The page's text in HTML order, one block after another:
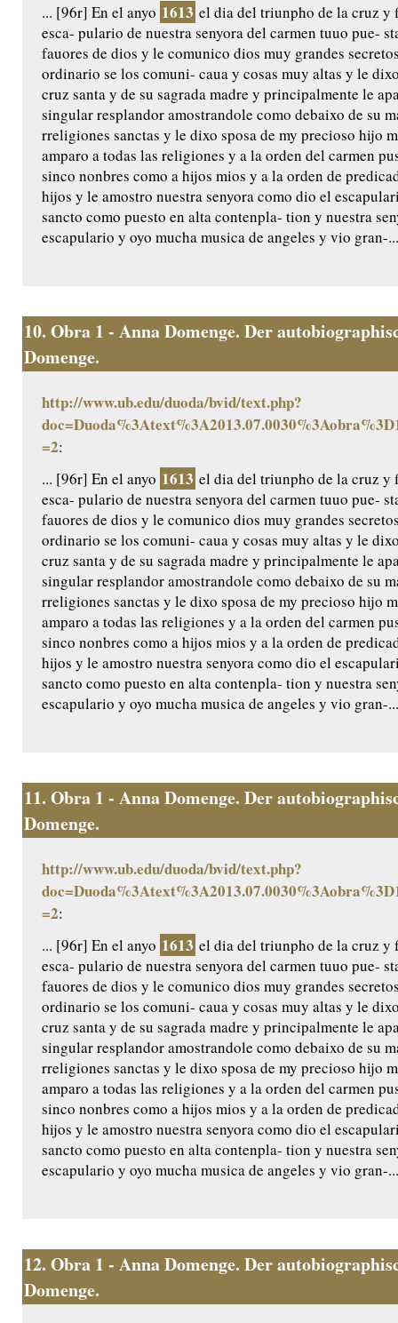
... [96r] En el anyo 1613 el dia del triunpho de la cruz y
esca- pulario de nuestra senyora del carmen tuuo pue-
fauores de dios y le comunico dios muy grandes
ordinario se los comuni- caua y cosas muy altas y le
cruz santa y de su sagrada madre y principalmente le
singular resplandor amostrandole como debaixo de su
rreligiones sanctas y le dixo sposa de my precioso hijo
amparo a todas las religiones y a la orden del carmen
sinco nonbres como a hijos mios y a la orden de
hijos y le amostro nuestra senyora como dio el
sancto como puesto en alta contenpla- tion y nuestra
escapulario y oyo mucha musica de angeles y vio gran-...
10. Obra 1 - Anna Domenge. Der
Domenge.
http://www.ub.edu/duoda/bvid/text.php?
=2:
... [96r] En el anyo 1613 el dia del triunpho de la cruz y
esca- pulario de nuestra senyora del carmen tuuo pue-
fauores de dios y le comunico dios muy grandes
ordinario se los comuni- caua y cosas muy altas y le
cruz santa y de su sagrada madre y principalmente le
singular resplandor amostrandole como debaixo de su
rreligiones sanctas y le dixo sposa de my precioso hijo
amparo a todas las religiones y a la orden del carmen
sinco nonbres como a hijos mios y a la orden de
hijos y le amostro nuestra senyora como dio el
sancto como puesto en alta contenpla- tion y nuestra
escapulario y oyo mucha musica de angeles y vio gran-...
11. Obra 1 - Anna Domenge. Der
Domenge.
http://www.ub.edu/duoda/bvid/text.php?
=2:
... [96r] En el anyo 1613 el dia del triunpho de la cruz y
esca- pulario de nuestra senyora del carmen tuuo pue-
fauores de dios y le comunico dios muy grandes
ordinario se los comuni- caua y cosas muy altas y le
cruz santa y de su sagrada madre y principalmente le
singular resplandor amostrandole como debaixo de su
rreligiones sanctas y le dixo sposa de my precioso hijo
amparo a todas las religiones y a la orden del carmen
sinco nonbres como a hijos mios y a la orden de
hijos y le amostro nuestra senyora como dio el
sancto como puesto en alta contenpla- tion y nuestra
escapulario y oyo mucha musica de angeles y vio gran-...
12. Obra 1 - Anna Domenge. Der
Domenge.